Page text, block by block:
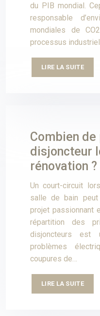
du PIB mondial.
responsable
mondiales de
processus
LIRE LA SUITE
Combien
disjoncteur
rénovation ?
Un court-circuit
salle de bain peut
projet passionnant
répartition des
disjoncteurs est
problèmes
coupures de…
LIRE LA SUITE